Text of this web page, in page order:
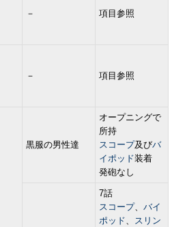
－ 項目参照
－ 項目参照
黒服の男性達
オープニングで
所持
スコープ及びバ
イポッド装着
発砲なし
7話
スコープ、 バイ
ポッド、 スリン